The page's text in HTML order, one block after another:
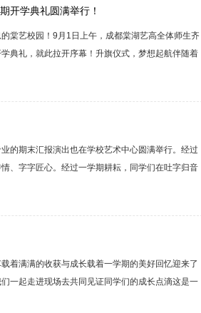
开学典礼圆满举行！
棠艺校园！9月1日上午，成都棠湖艺高全体师生齐
典礼，就此拉开序幕！升旗仪式，梦想起航伴随着
的期末汇报演出也在学校艺术中心圆满举行。经过
、字字匠心。经过一学期耕耘，同学们在吐字归音
着满满的收获与成长载着一学期的美好回忆迎来了
一起走进现场去共同见证同学们的成长点滴这是一